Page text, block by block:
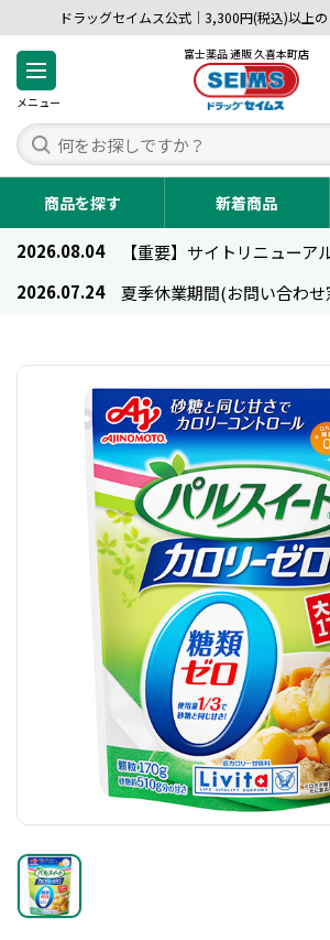
ドラッグセイムス公式｜3,300円(税込)以上
メニュー
富士薬品 通販 久喜本町店
商品を探す 新着商品
2026.08.04
2026.07.24